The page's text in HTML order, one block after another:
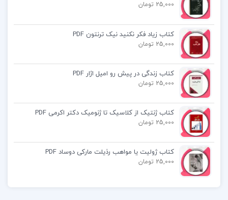
Pdf کتاب راهنمایی و مشاوره تحصیلی و شغلی شفیع
آبادی
خلاصه کتاب راهنمایی و مشاوره تحصیلی و شغلی
شفیع آبادی
قیمت کتاب راهنمایی و مشاوره تحصیلی و شغلی
شفیع آبادی
25,000 تومان
کتاب زیاد فکر نکنید نیک ترنتون PDF
25,000 تومان
کتاب زندگی در پیش رو امیل اژار PDF
25,000 تومان
کتاب ژنتیک از کلاسیک تا ژنومیک دکتر اکرمی PDF
25,000 تومان
کتاب ژولیت یا مواهب رذیلت مارکی دوساد PDF
25,000 تومان